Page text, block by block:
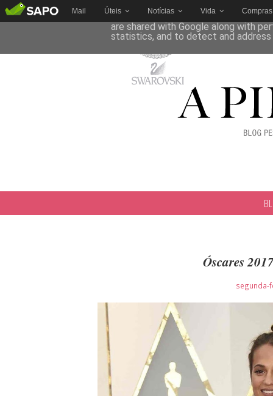
Mail Úteis Notícias Vida Compras
Óscares
segunda-
This site uses cookies from Google
are shared with Google along with
statistics, and to detect and address